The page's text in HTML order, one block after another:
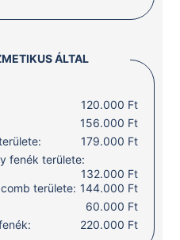
ÁLTAL
120.000 Ft
156.000 Ft
179.000 Ft
fenék területe:
132.000 Ft
területe: 144.000 Ft
60.000 Ft
220.000 Ft